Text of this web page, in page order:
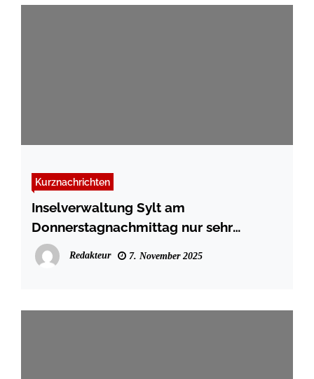
Kurznachrichten
Inselverwaltung Sylt am
Donnerstagnachmittag nur sehr
eingeschränkt erreichbar
Redakteur 7. November 2025